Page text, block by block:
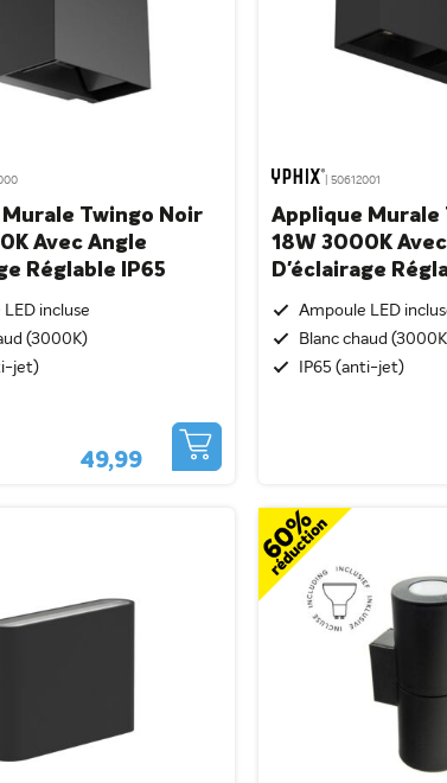
Twingo Noir
Avec Angle
Réglable IP65
incluse
(3000K)
jet)
49,99
| 50612001
Applique Murale
18W 3000K
D'éclairage
Ampoule LED
Blanc chaud
IP65 (anti-jet)